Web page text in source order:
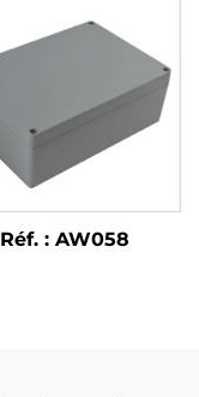
Réf. : AW058